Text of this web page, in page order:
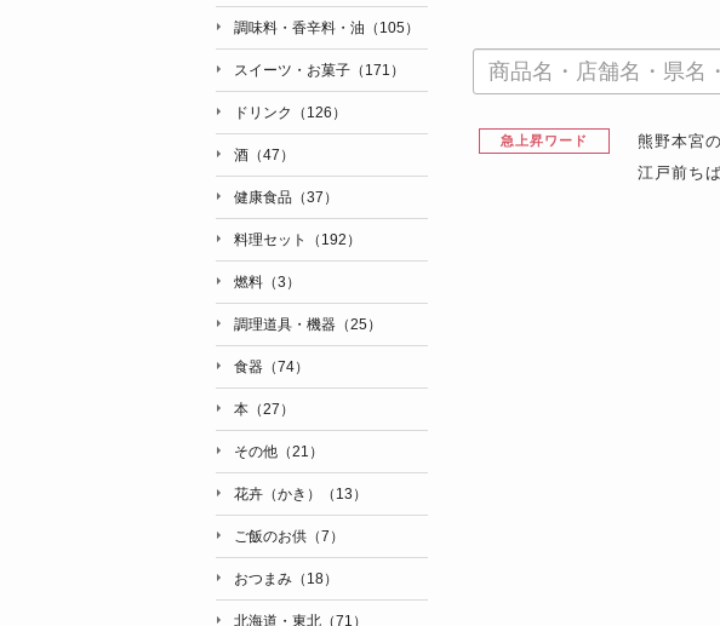
急上昇ワード 熊野本宮
江戸前ち
調味料・香辛料・油（105）
スイーツ・お菓子（171）
ドリンク（126）
酒（47）
健康食品（37）
料理セット（192）
燃料（3）
調理道具・機器（25）
食器（74）
本（27）
その他（21）
花卉（かき）（13）
ご飯のお供（7）
おつまみ（18）
北海道・東北（71）